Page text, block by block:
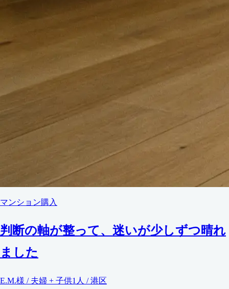
マンション購入
判断の軸が整って、迷いが少しずつ晴れ
ました
E.M.様 / 夫婦 + 子供1人 / 港区